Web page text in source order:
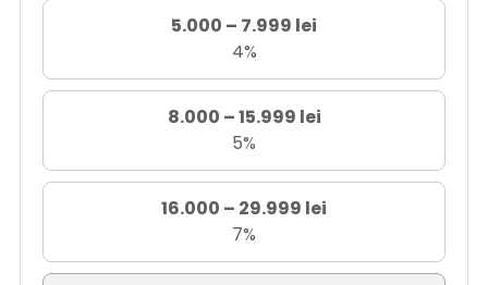
5.000 – 7.999 lei
4%
8.000 – 15.999 lei
5%
16.000 – 29.999 lei
7%